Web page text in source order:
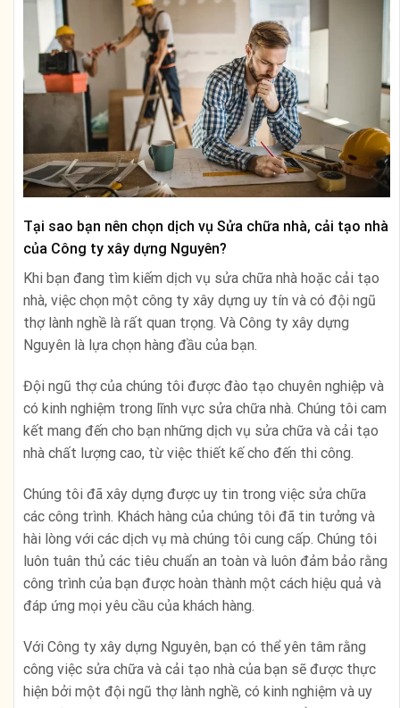
Tại sao bạn nên chọn dịch vụ Sửa chữa nhà, cải tạo nhà
của Công ty xây dựng Nguyên?
Khi bạn đang tìm kiếm dịch vụ sửa chữa nhà hoặc cải tạo
nhà, việc chọn một công ty xây dựng uy tín và có đội ngũ
thợ lành nghề là rất quan trọng. Và Công ty xây dựng
Nguyên là lựa chọn hàng đầu của bạn.
Đội ngũ thợ của chúng tôi được đào tạo chuyên nghiệp và
có kinh nghiệm trong lĩnh vực sửa chữa nhà. Chúng tôi cam
kết mang đến cho bạn những dịch vụ sửa chữa và cải tạo
nhà chất lượng cao, từ việc thiết kế cho đến thi công.
Chúng tôi đã xây dựng được uy tin trong việc sửa chữa
các công trình. Khách hàng của chúng tôi đã tin tưởng và
hài lòng với các dịch vụ mà chúng tôi cung cấp. Chúng tôi
luôn tuân thủ các tiêu chuẩn an toàn và luôn đảm bảo rằng
công trình của bạn được hoàn thành một cách hiệu quả và
đáp ứng mọi yêu cầu của khách hàng.
Với Công ty xây dựng Nguyên, bạn có thể yên tâm rằng
công việc sửa chữa và cải tạo nhà của bạn sẽ được thực
hiện bởi một đội ngũ thợ lành nghề, có kinh nghiệm và uy